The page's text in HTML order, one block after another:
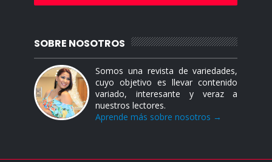
SOBRE NOSOTROS
Somos una revista de variedades,
cuyo objetivo es llevar contenido
variado, interesante y veraz a
nuestros lectores.
Aprende más sobre nosotros →